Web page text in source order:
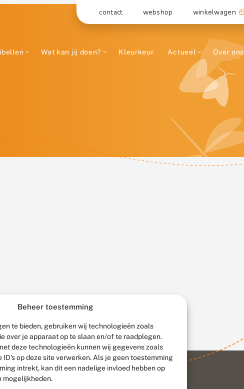
Beheer toestemming
te bieden, gebruiken wij technologieën zoals
over je apparaat op te slaan en/of te raadplegen.
deze technologieën kunnen wij gegevens zoals
op deze site verwerken. Als je geen toestemming
intrekt, kan dit een nadelige invloed hebben op
mogelijkheden.
contact webshop winkelwagen
Wat kan jij doen? Kleurkeur Actueel Over ons